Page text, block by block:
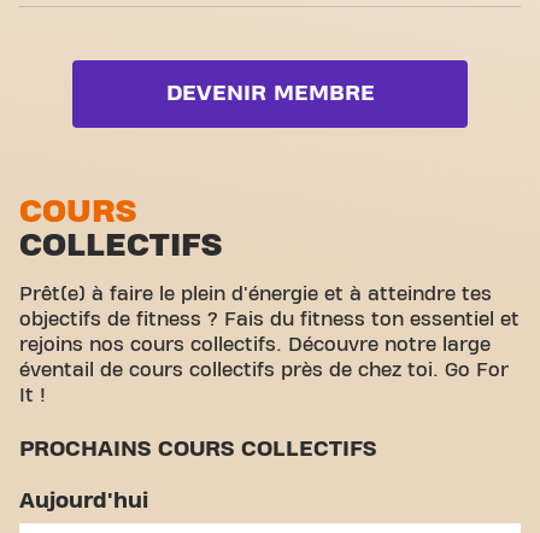
together.
Video Workouts
Live Functional
Live Yoga
Zone cardio
Zone d'étirement
Cyclisme virtuel
Visite guidée
DEVENIR MEMBRE
COURS
COLLECTIFS
Prêt(e) à faire le plein d'énergie et à atteindre tes
objectifs de fitness ? Fais du fitness ton essentiel et
rejoins nos cours collectifs. Découvre notre large
éventail de cours collectifs près de chez toi. Go For
It !
PROCHAINS COURS COLLECTIFS
Aujourd'hui